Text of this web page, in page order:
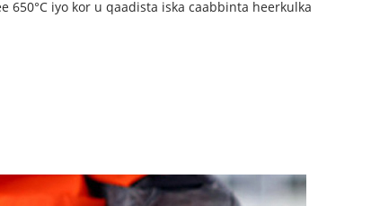
iyo kor u qaadista iska caabbinta heerkulka